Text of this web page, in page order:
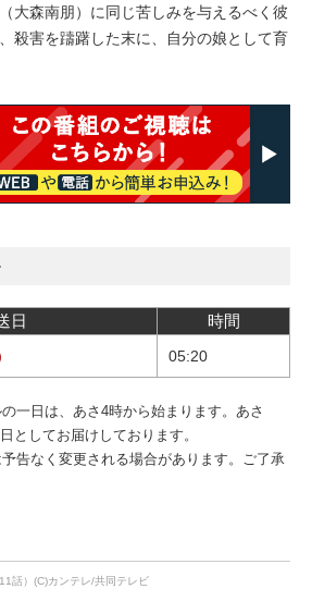
大森南朋）に同じ苦しみを与えるべく彼
殺害を躊躇した末に、自分の娘として育
日 時間
05:20
一日は、あさ4時から始まります。あさ
としてお届けしております。
告なく変更される場合があります。ご了承
話）(C)カンテレ/共同テレビ